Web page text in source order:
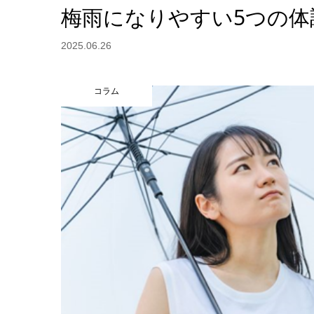
梅雨になりやすい5つの
2025.06.26
コラム